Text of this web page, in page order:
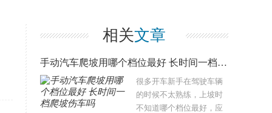
相关文章
手动汽车爬坡用哪个档位最好 长时间一档爬坡伤车吗
很多开车新手在驾驶车辆
的时候不太熟练，上坡时
不知道哪个档位最好，应